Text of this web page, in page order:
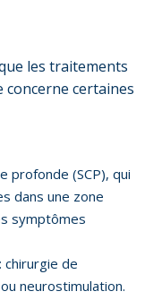
les traitements
concerne certaines
profonde (SCP), qui
dans une zone
symptômes
: chirurgie de
neurostimulation.